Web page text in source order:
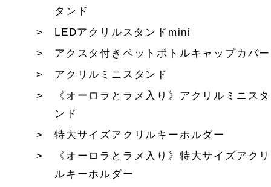
タンド
LEDアクリルスタンドmini
アクスタ付きペットボトルキャップカバー
アクリルミニスタンド
《オーロラとラメ入り》アクリルミニスタ
ンド
特大サイズアクリルキーホルダー
《オーロラとラメ入り》特大サイズアクリ
ルキーホルダー